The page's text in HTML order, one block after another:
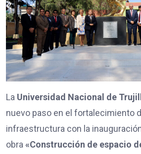
La Universidad Nacional de
nuevo paso en el fortalecimiento
infraestructura con la
obra «Construcción de espacio